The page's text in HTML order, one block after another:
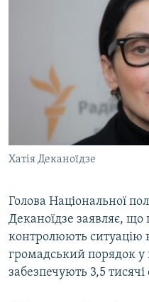
КИТАЙ.ВИКЛИКИ
МУЛЬТИМЕДІА
ФОТО
СПЕЦПРОЄКТИ
ПОДКАСТИ
РУС
УКР
КТАТ
Хатія Деканоїдзе
Голова Національної
Деканоїдзе заявляє, що
контролюють ситуацію
громадський порядок у
забезпечують 3,5 тисячі